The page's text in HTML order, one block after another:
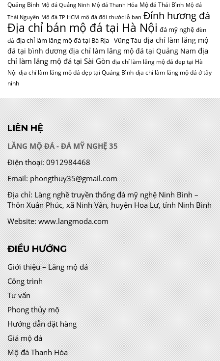
Quảng Bình Mộ đá Quảng Ninh Mộ đá Thanh Hóa Mộ đá Thái Bình Mộ đá
Thái Nguyên Mộ đá TP HCM mộ đá đôi thước lỗ ban Đỉnh hương đá
Địa chỉ bán mộ đá tại Hà Nội đá mỹ nghệ đèn
đá địa chỉ làm lăng mộ đá tại Bà Rịa - Vũng Tàu địa chỉ làm lăng mộ
đá tại bình dương địa chỉ làm lăng mộ đá tại Quảng Nam địa
chỉ làm lăng mộ đá tại Sài Gòn địa chỉ làm lăng mộ đá đẹp tại Hà
Nội địa chỉ làm lăng mộ đá đẹp tại Quảng Bình địa chỉ làm lăng mộ đá ở tây
ninh
LIÊN HỆ
LĂNG MỘ ĐÁ - ĐÁ MỸ NGHỆ 35
Điện thoại: 0912984468
Email: phongthuy35@gmail.com
Địa chỉ:Làng nghề truyền thống đá mỹ nghệ Ninh Bình –
Thôn Xuân Phúc, xã Ninh Vân, huyện Hoa Lư, tỉnh Ninh Bình
Website: www.langmoda.com
ĐIỀU HƯỚNG
Giới thiệu – Lăng mộ đá
Công trình
Tư vấn
Phong thủy mộ
Hướng dẫn đặt hàng
Giá mộ đá
Mộ đá Thanh Hóa